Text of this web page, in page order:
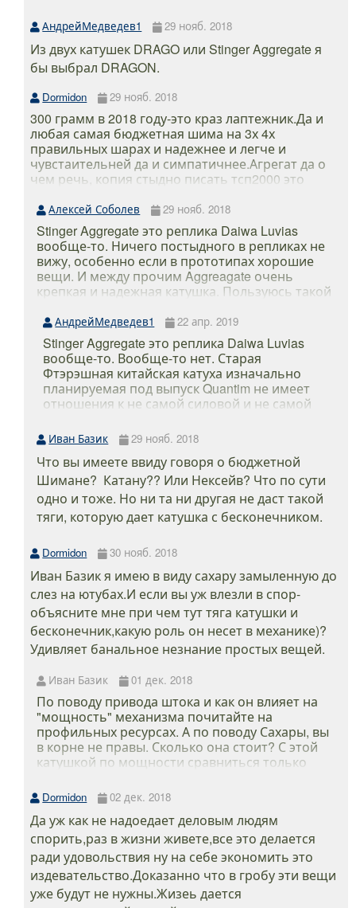
АндрейМедведев1 29 нояб. 2018
Из двух катушек DRAGO или Stinger Aggregate я
бы выбрал DRAGON.
Dormidon 29 нояб. 2018
300 грамм в 2018 году-это краз лаптежник.Да и
любая самая бюджетная шима на 3х 4х
правильных шарах и надежнее и легче и
чувстаительней да и симпатичнее.Агрегат да о
чем речь, копия стыдно писать тсп2000 это
живут по деньгам,уж извините но эксия 2900
стоит тут порой я б не купил ни эту ни агрегат.А
если умеет кто ебей пользоваться купите с аука
бу твин тыщ за 6 и наслаждайтесь.
Алексей Соболев 29 нояб. 2018
Stinger Aggregate это реплика Daiwa Luvias
вообще-то. Ничего постыдного в репликах не
вижу, особенно если в прототипах хорошие
вещи. И между прочим Aggreagate очень
крепкая и надежная катушка. Пользуюсь такой
Менять на что-то, не собираюсь. Не говорю,
что на неизвестный Dragon (эта марка
действительно мне не знакома и ругать или
хвалить не могу), но ни на что другое не
собираюсь. Зачем? Отличная мощная
катушка. В металлическом корпусе, кстати
говоря.
АндрейМедведев1 22 апр. 2019
Stinger Aggregate это реплика Daiwa Luvias
вообще-то. Вообще-то нет. Старая
Фтэрэшная китайская катуха изначально
планируемая под выпуск Quantim не имеет
отношения к не самой силовой и не самой
квантум она так и не попала, а вот в агрегат
попала со всеми вытекающими :). И между
прочим металлический корпус китайцев это
не панацея, всякие ЭКоды с отломанными и
треснутыми корпусами я встречал. Опыт
ловли на тяжелый джиг подсказывает, что
мощность агрегатов в целом тоже оставляет
если катушка нравится и устраивает это все
определяет. ПС Ловлю Твин повер симано
2002 ПГ года тяжелым джигом 50+ на
протяжении 15 лет никаких проблем :)
Иван Базик 29 нояб. 2018
Что вы имеете ввиду говоря о бюджетной
Шимане? Катану?? Или Нексейв? Что по сути
одно и тоже. Но ни та ни другая не даст такой
тяги, которую дает катушка с бесконечником.
Dormidon 30 нояб. 2018
Иван Базик я имею в виду сахару замыленную до
слез на ютубах.И если вы уж влезли в спор-
объясните мне при чем тут тяга катушки и
бесконечник,какую роль он несет в механике)?
Удивляет банальное незнание простых вещей.
Иван Базик 01 дек. 2018
По поводу привода штока и как он влияет на
"мощность" механизма почитайте на
профильных ресурсах. А по поводу Сахары, вы
в корне не правы. Сколько она стоит? С этой
катушкой по мощности сравниться только
стоит она 7500 и весит 295г! Разница в весе 5г
а в цене 3000 - отличное решение.
Кординальное отличие сахары, только в
ведущей шестерне, она там мощнее и
надежнее, и в подшипнике, который в
хвоставике ведомой стоит, а в остальном
переоцененная катушка, как и многие катушки
Шимано.
Dormidon 02 дек. 2018
Да уж как не надоедает деловым людям
спорить,раз в жизни живете,все это делается
ради удовольствия ну на себе экономить это
издевательство.Доказанно что в гробу эти вещи
уже будут не нужны.Жизеь дается